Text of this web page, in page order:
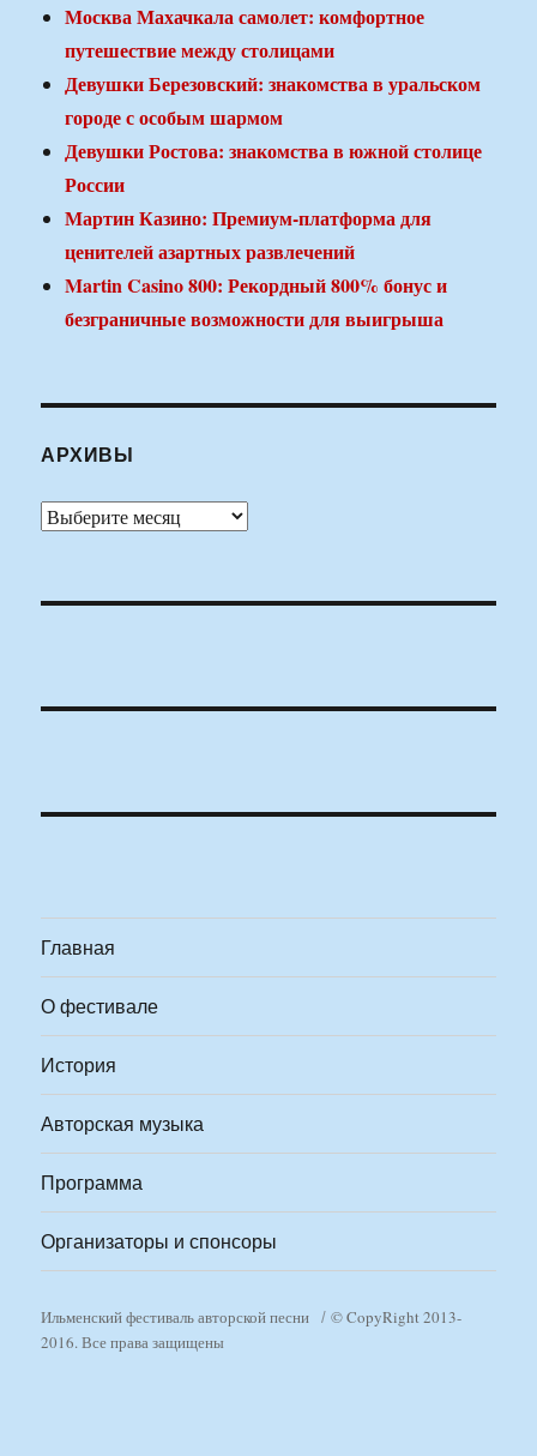
Москва Махачкала самолет: комфортное
путешествие между столицами
Девушки Березовский: знакомства в уральском
городе с особым шармом
Девушки Ростова: знакомства в южной столице
России
Мартин Казино: Премиум-платформа для
ценителей азартных развлечений
Martin Casino 800: Рекордный 800% бонус и
безграничные возможности для выигрыша
АРХИВЫ
Архивы
Главная
О фестивале
История
Авторская музыка
Программа
Организаторы и спонсоры
Ильменский фестиваль авторской песни
© CopyRight 2013-
2016. Все права защищены